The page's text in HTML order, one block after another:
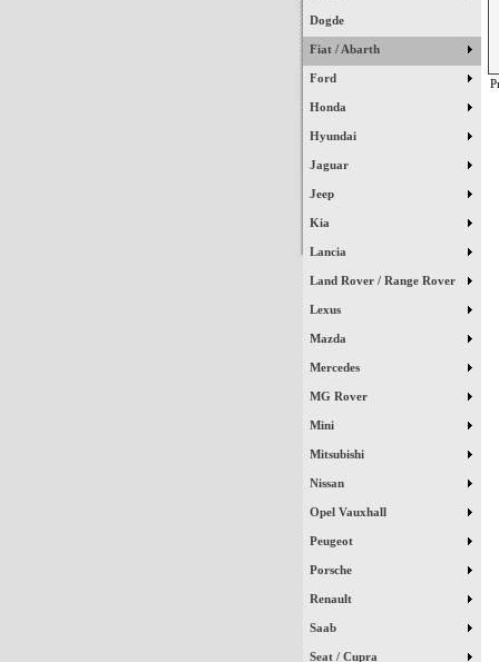
Dogde
Fiat / Abarth
Ford
Honda
Hyundai
Jaguar
Jeep
Kia
Lancia
Land Rover / Range Rover
Lexus
Mazda
Mercedes
MG Rover
Mini
Mitsubishi
Nissan
Opel Vauxhall
Peugeot
Porsche
Renault
Saab
Seat / Cupra